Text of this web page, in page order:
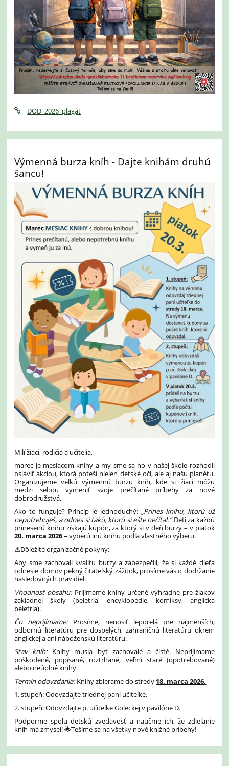
DOD_2026_plagát
Výmenná burza kníh - Dajte knihám druhú
šancu!
Milí žiaci, rodičia a učitelia,
marec je mesiacom knihy a my sme sa ho v našej škole rozhodli
osláviť akciou, ktorá poteší nielen detské oči, ale aj našu planétu.
Organizujeme veľkú výmennú burzu kníh, kde si žiaci môžu
medzi sebou vymeniť svoje prečítané príbehy za nové
dobrodružstvá.
Ako to funguje? Princíp je jednoduchý: „Prines knihu, ktorú už
nepotrebuješ, a odnes si takú, ktorú si ešte nečítal.“Deti za každú
prinesenú knihu získajú kupón, za ktorý si v deň burzy – v piatok
20. marca 2026– vyberú inú knihu podľa vlastného výberu.
⚠️Dôležité organizačné pokyny:
Aby sme zachovali kvalitu burzy a zabezpečili, že si každé dieťa
odnesie domov pekný čitateľský zážitok, prosíme vás o dodržanie
nasledovných pravidiel:
Vhodnosť obsahu:Prijímame knihy určené výhradne pre žiakov
základnej školy (beletria, encyklopédie, komiksy, anglická
beletria).
Čo neprijímame:Prosíme, nenosiť leporelá pre najmenších,
odbornú literatúru pre dospelých, zahraničnú literatúru okrem
anglickej a ani náboženskú literatúru.
Stav kníh:Knihy musia byť zachovalé a čisté. Neprijímame
poškodené, popísané, roztrhané, veľmi staré (opotrebované)
alebo neúplné knihy.
Termín odovzdania:Knihy zbierame do stredy 18. marca 2026.
1. stupeň: Odovzdajte triednej pani učiteľke.
2. stupeň: Odovzdajte p. učiteľke Goleckej v pavilóne D.
Podporme spolu detskú zvedavosť a naučme ich, že zdieľanie
kníh má zmysel! 🌟Tešíme sa na všetky nové knižné príbehy!